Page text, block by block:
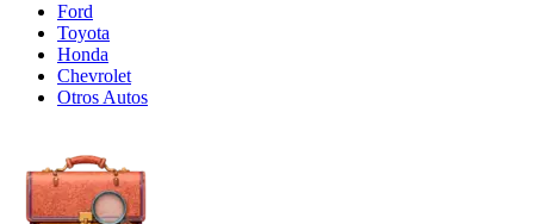
Ford
Toyota
Honda
Chevrolet
Otros Autos